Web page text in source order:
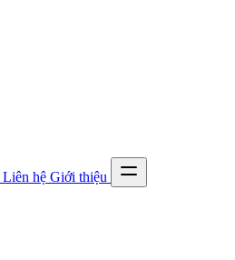
Liên hệ Giới thiệu